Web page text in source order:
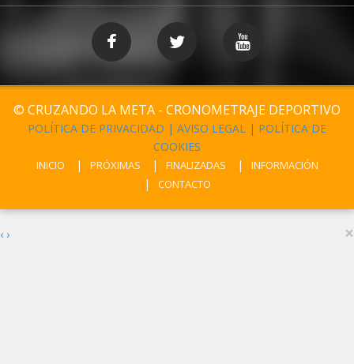
© CRUZANDO LA META - CRONOMETRAJE DEPORTIVO
POLÍTICA DE PRIVACIDAD | AVISO LEGAL | POLÍTICA DE
COOKIES
INICIO PRÓXIMAS FINALIZADAS
INFORMACIÓN
CONTACTO
‹ › ×